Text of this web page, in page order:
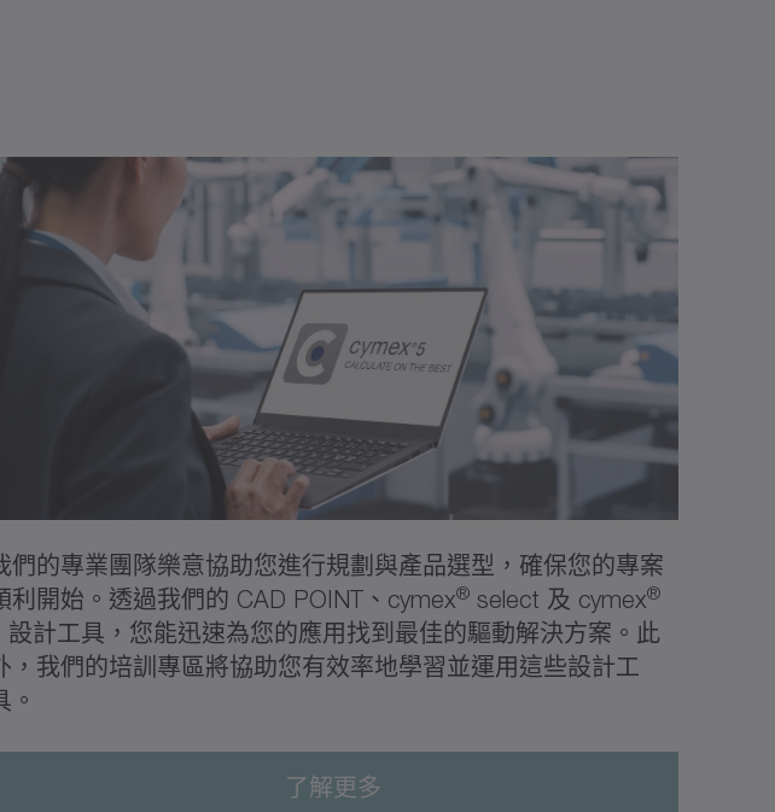
們的專業團隊樂意協助您進行規劃與產品選型，確保您的專案
利開始。透過我們的 CAD POINT、cymex® select 及 cymex®
設計工具，您能迅速為您的應用找到最佳的驅動解決方案。此
，我們的培訓專區將協助您有效率地學習並運用這些設計工
。
了解更多